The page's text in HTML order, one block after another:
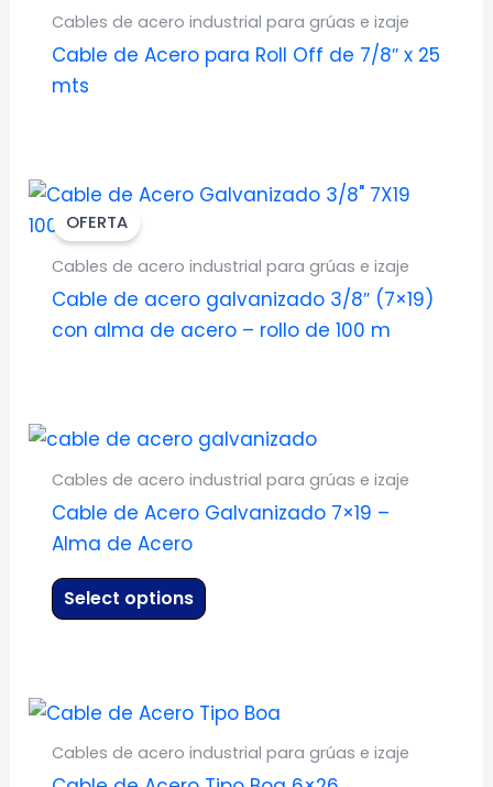
en
la
Cables de acero industrial para grúas e izaje
Cable de Acero para Roll Off de 7/8″ x 25
mts
OFERTA
Cables de acero industrial para grúas e izaje
Cable de acero galvanizado 3/8″ (7×19)
con alma de acero – rollo de 100 m
Cables de acero industrial para grúas e izaje
Cable de Acero Galvanizado 7×19 –
Alma de Acero
Select options
Este
producto
tiene
Las
opciones
elegir
en
la
Cables de acero industrial para grúas e izaje
Este
producto
tiene